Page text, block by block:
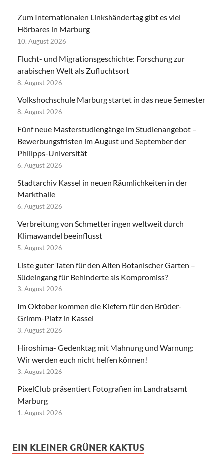
Zum Internationalen Linkshändertag gibt es viel
Hörbares in Marburg
10. August 2026
Flucht- und Migrationsgeschichte: Forschung zur
arabischen Welt als Zufluchtsort
8. August 2026
Volkshochschule Marburg startet in das neue Semester
8. August 2026
Fünf neue Masterstudiengänge im Studienangebot –
Bewerbungsfristen im August und September der
Philipps-Universität
6. August 2026
Stadtarchiv Kassel in neuen Räumlichkeiten in der
Markthalle
6. August 2026
Verbreitung von Schmetterlingen weltweit durch
Klimawandel beeinflusst
5. August 2026
Liste guter Taten für den Alten Botanischer Garten –
Südeingang für Behinderte als Kompromiss?
3. August 2026
Im Oktober kommen die Kiefern für den Brüder-
Grimm-Platz in Kassel
3. August 2026
Hiroshima- Gedenktag mit Mahnung und Warnung:
Wir werden euch nicht helfen können!
3. August 2026
PixelClub präsentiert Fotografien im Landratsamt
Marburg
1. August 2026
EIN KLEINER GRÜNER KAKTUS